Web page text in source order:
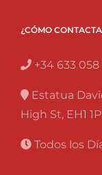
¿CÓMO
+34 633 058
Estatua
High St, EH1
Todos los